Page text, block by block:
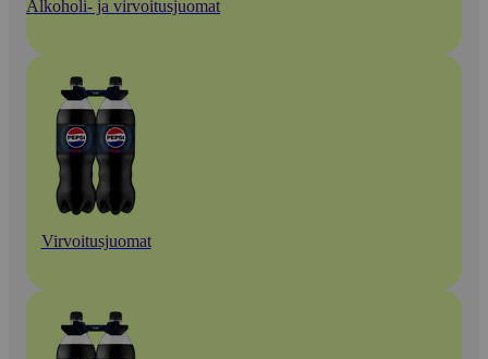
Alkoholi- ja virvoitusjuomat
Virvoitusjuomat